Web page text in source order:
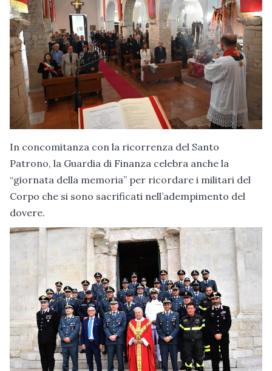
In concomitanza con la ricorrenza del Santo
Patrono, la Guardia di Finanza celebra anche la
“giornata della memoria” per ricordare i militari del
Corpo che si sono sacrificati nell’adempimento del
dovere.